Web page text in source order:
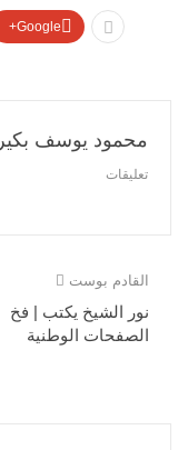
Google+
محمود يوسف بكير
تعليقات
القادم بوست
نور الشيخ يكتب | فخ
الصفحات الوطنية